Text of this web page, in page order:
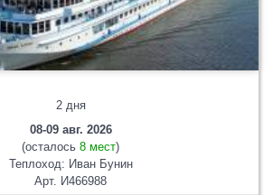
2 дня
08-09 авг. 2026
(осталось 8 мест)
Теплоход: Иван Бунин
Арт. И466988